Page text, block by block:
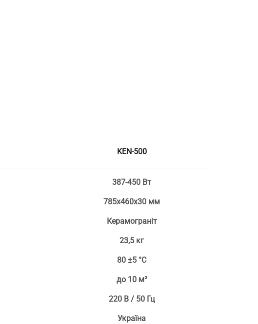
KEN-500
387-450 Вт
785х460х30 мм
Керамограніт
23,5 кг
80 ±5 °С
до 10 м²
220 В / 50 Гц
Україна